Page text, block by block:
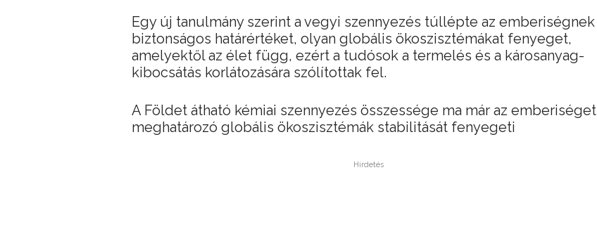
Egy új tanulmány szerint a vegyi szennyezés túllépte az emberiségnek
biztonságos határértéket, olyan globális ökoszisztémákat fenyeget,
amelyektől az élet függ, ezért a tudósok a termelés és a károsanyag-
kibocsátás korlátozására szólítottak fel.
A Földet átható kémiai szennyezés összessége ma már az emberiséget
meghatározó globális ökoszisztémák stabilitását fenyegeti
Hirdetés